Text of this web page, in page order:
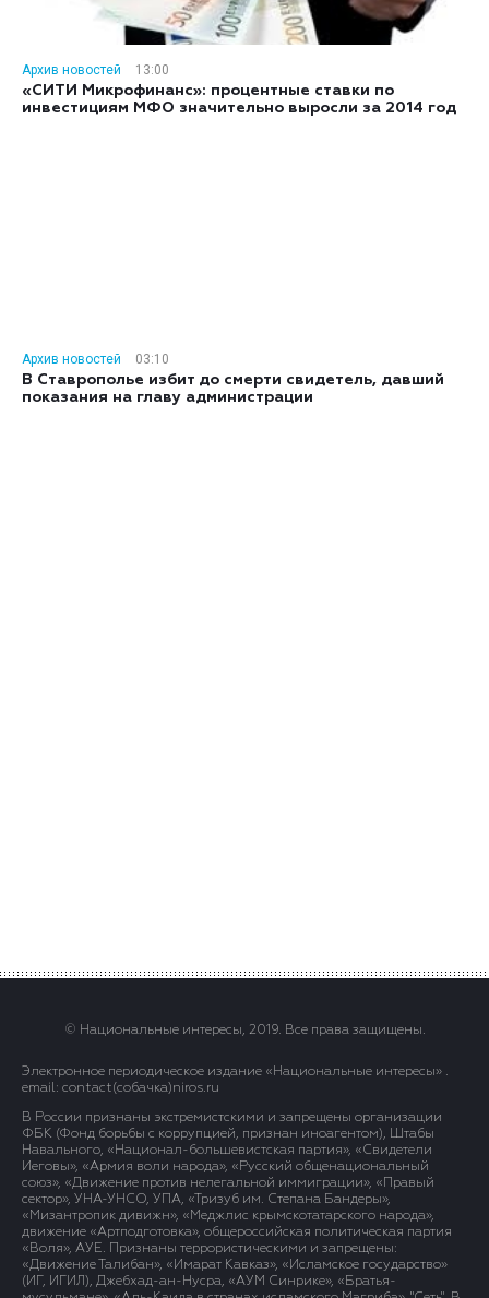
Архив новостей
13:00
«СИТИ Микрофинанс»: процентные ставки по
инвестициям МФО значительно выросли за 2014 год
Архив новостей
03:10
В Ставрополье избит до смерти свидетель, давший
показания на главу администрации
© Национальные интересы, 2019. Все права защищены.
Электронное периодическое издание «Национальные интересы» .
email: contact(сoбaчка)niros.ru
В России признаны экстремистскими и запрещены организации
ФБК (Фонд борьбы с коррупцией, признан иноагентом), Штабы
Навального, «Национал-большевистская партия», «Свидетели
Иеговы», «Армия воли народа», «Русский общенациональный
союз», «Движение против нелегальной иммиграции», «Правый
сектор», УНА-УНСО, УПА, «Тризуб им. Степана Бандеры»,
«Мизантропик дивижн», «Меджлис крымскотатарского народа»,
движение «Артподготовка», общероссийская политическая партия
«Воля», АУЕ. Признаны террористическими и запрещены:
«Движение Талибан», «Имарат Кавказ», «Исламское государство»
(ИГ, ИГИЛ), Джебхад-ан-Нусра, «АУМ Синрике», «Братья-